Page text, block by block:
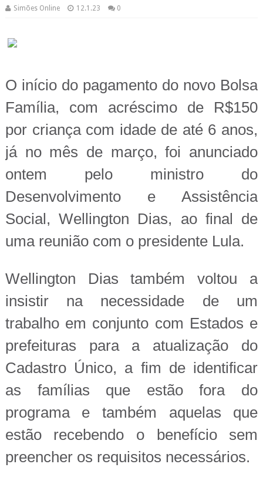
Simões Online 12.1.23 0
O início do pagamento do novo Bolsa
Família, com acréscimo de R$150
por criança com idade de até 6 anos,
já no mês de março, foi anunciado
ontem pelo ministro do
Desenvolvimento e Assistência
Social, Wellington Dias, ao final de
uma reunião com o presidente Lula.
Wellington Dias também voltou a
insistir na necessidade de um
trabalho em conjunto com Estados e
prefeituras para a atualização do
Cadastro Único, a fim de identificar
as famílias que estão fora do
programa e também aquelas que
estão recebendo o benefício sem
preencher os requisitos necessários.